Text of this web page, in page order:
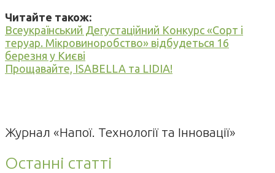
Читайте також:
Всеукраїнський Дегустаційний Конкурс «Сорт і
теруар. Мікровиноробство» відбудеться 16
березня у Києві
Прощавайте, ISABELLA та LIDIA!
Журнал «Напої. Технології та Інновації»
Останні статті